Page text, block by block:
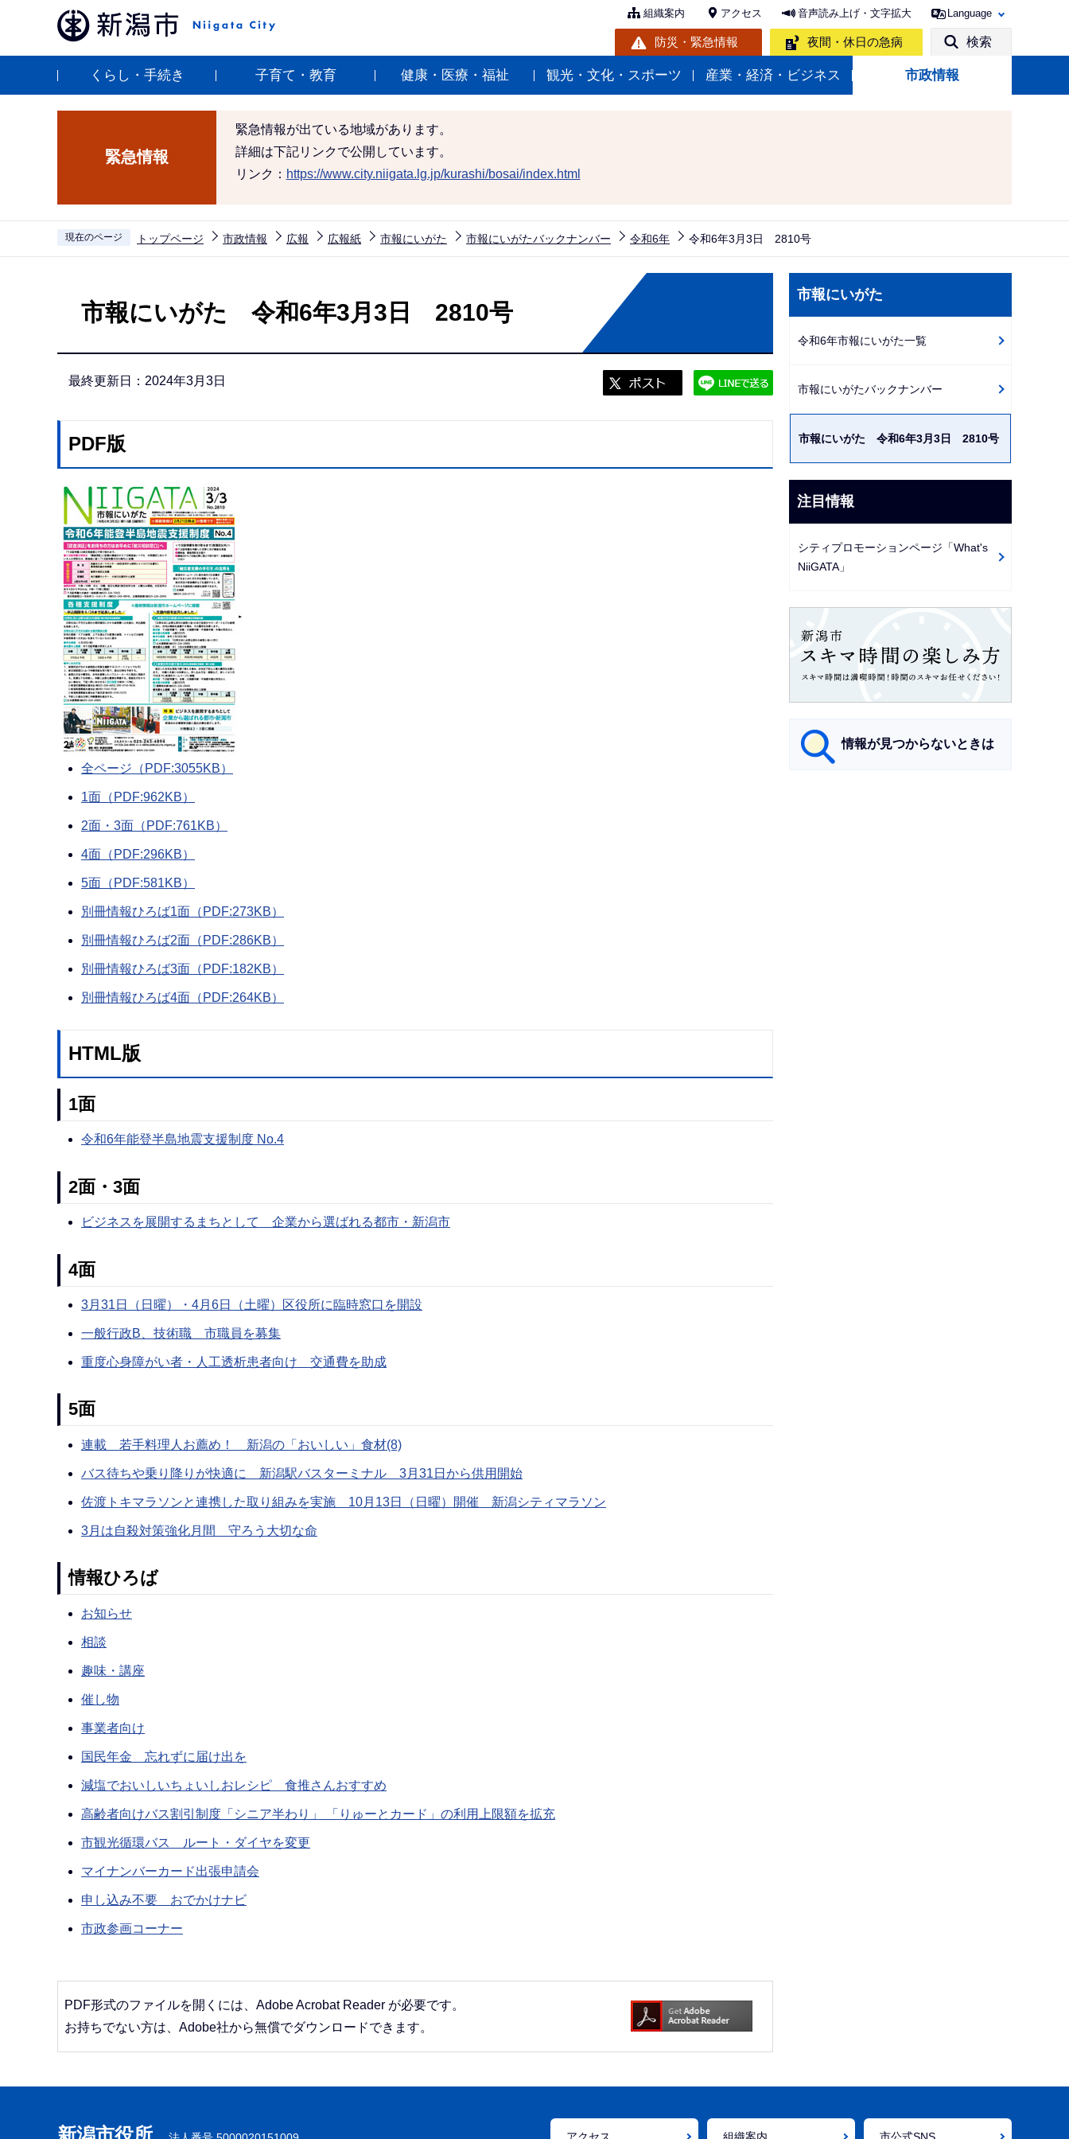
ペ
組織案内 アクセス 音声読み上げ・文字拡大 Language
防災・緊急情報 夜間・休日の急病 検索
くらし・手続き 子育て・教育 健康・医療・福祉 観光・文化・スポーツ 産業・経済・ビジネス 市政情報
緊急情報
緊急情報が出ている地域があります。
詳細は下記リンクで公開しています。
リンク： https://www.city.niigata.lg.jp/kurashi/bosai/index.html
現在のページ トップページ 市政情報 広報 広報紙 市報にいがた 市報にいがたバックナンバー 令和6年 令和6年3月3日 2810号
市報にいがた 令和6年3月3日 2810号
最終更新日：2024年3月3日
PDF版
全ページ（PDF:3055KB）
1面（PDF:962KB）
2面・3面（PDF:761KB）
4面（PDF:296KB）
5面（PDF:581KB）
別冊情報ひろば1面（PDF:273KB）
別冊情報ひろば2面（PDF:286KB）
別冊情報ひろば3面（PDF:182KB）
別冊情報ひろば4面（PDF:264KB）
HTML版
1面
令和6年能登半島地震支援制度 No.4
2面・3面
ビジネスを展開するまちとして 企業から選ばれる都市・新潟市
4面
3月31日（日曜）・4月6日（土曜）区役所に臨時窓口を開設
一般行政B、技術職 市職員を募集
重度心身障がい者・人工透析患者向け 交通費を助成
5面
連載 若手料理人お薦め！ 新潟の「おいしい」食材(8)
バス待ちや乗り降りが快適に 新潟駅バスターミナル 3月31日から供用開始
佐渡トキマラソンと連携した取り組みを実施 10月13日（日曜）開催 新潟シティマラソン
3月は自殺対策強化月間 守ろう大切な命
情報ひろば
お知らせ
相談
趣味・講座
催し物
事業者向け
国民年金 忘れずに届け出を
減塩でおいしいちょいしおレシピ 食推さんおすすめ
高齢者向けバス割引制度「シニア半わり」 「りゅーとカード」の利用上限額を拡充
市観光循環バス ルート・ダイヤを変更
マイナンバーカード出張申請会
申し込み不要 おでかけナビ
市政参画コーナー
PDF形式のファイルを開くには、Adobe Acrobat Reader が必要です。
お持ちでない方は、Adobe社から無償でダウンロードできます。
ー
シ
ョ
ン
こ
こ
ら
市報にいがた
令和6年市報にいがた一覧
市報にいがたバックナンバー
市報にいがた 令和6年3月3日 2810号
注目情報
シティプロモーションページ「What's
NiiGATA」
情報が見つからないときは